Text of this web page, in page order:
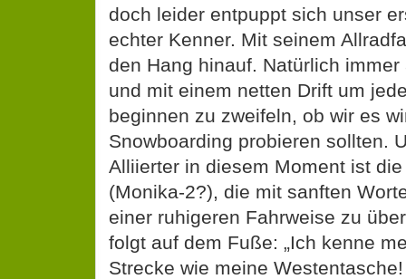
doch leider entpuppt sich unser
echter Kenner. Mit seinem
den Hang hinauf. Natürlich
und mit einem netten Drift um
beginnen zu zweifeln, ob wir es
Snowboarding probieren sollten.
Alliierter in diesem Moment ist
(Monika-2?), die mit sanften
einer ruhigeren Fahrweise zu
folgt auf dem Fuße: „Ich kenne
Strecke wie meine